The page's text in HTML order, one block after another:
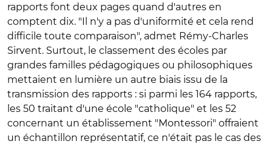
rapports font deux pages quand d'autres en
comptent dix. "Il n'y a pas d'uniformité et cela rend
difficile toute comparaison", admet Rémy-Charles
Sirvent. Surtout, le classement des écoles par
grandes familles pédagogiques ou philosophiques
mettaient en lumière un autre biais issu de la
transmission des rapports : si parmi les 164 rapports,
les 50 traitant d'une école "catholique" et les 52
concernant un établissement "Montessori" offraient
un échantillon représentatif, ce n'était pas le cas des